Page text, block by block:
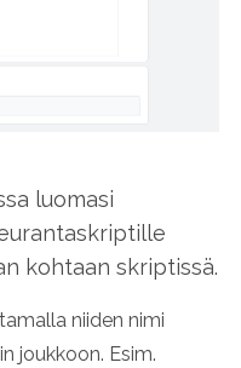
luomasi
kohtaan skriptissä.
niiden nimi
joukkoon. Esim.